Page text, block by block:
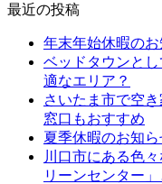
最近の投稿
年末年始休暇の
ベッドタウンと
適なエリア？
さいたま市で空
窓口もおすすめ
夏季休暇のお知ら
川口市にある色
リーンセンター」